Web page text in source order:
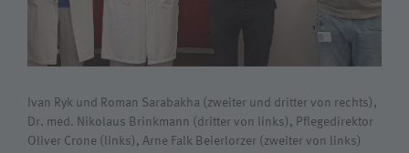
Ivan Ryk und Roman Sarabakha (zweiter und dritter von rechts),
Dr. med. Nikolaus Brinkmann (dritter von links), Pflegedirektor
Oliver Crone (links), Arne Falk Beierlorzer (zweiter von links)